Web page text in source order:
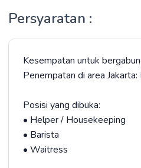
Persyaratan :
Kesempatan untuk
Penempatan di area
Posisi yang dibuka:
• Helper / Housekeeping
• Barista
• Waitress